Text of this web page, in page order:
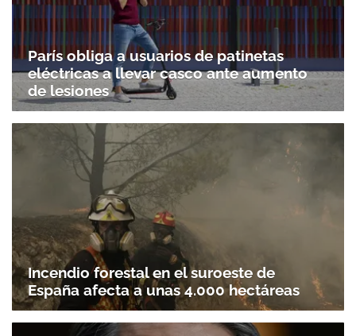
París obliga a usuarios de patinetas
eléctricas a llevar casco ante aumento
de lesiones
Incendio forestal en el suroeste de
España afecta a unas 4.000 hectáreas